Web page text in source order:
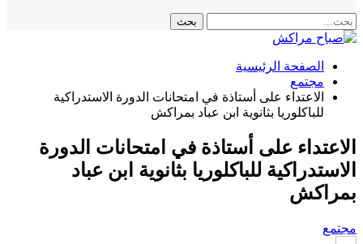
الصفحة الرئيسية
مجتمع
الاعتداء على أستاذة في امتحانات الدورة الاستدراكية
للباكلوريا بثانوية ابن عباد بمراكش
الاعتداء على أستاذة في امتحانات الدورة
الاستدراكية للباكلوريا بثانوية ابن عباد
بمراكش
مجتمع